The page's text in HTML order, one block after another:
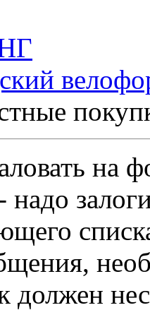
на
надо